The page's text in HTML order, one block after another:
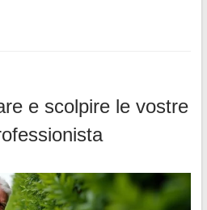
e scolpire le vostre